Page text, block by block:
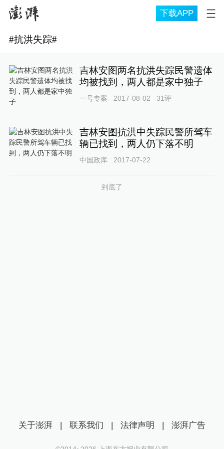
下载APP
#抗洪失踪#
吉林安图两名抗洪失踪民警遗体
均被找到，两人都是家中独子
一号专案 2017-08-02 31评
吉林安图抗洪中失踪民警所驾车
辆已找到，两人仍下落不明
中国政库 2017-07-22
到底了
关于澎湃 | 联系我们 | 法律声明 | 澎湃广告